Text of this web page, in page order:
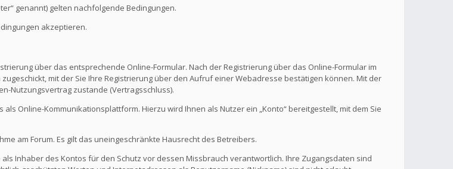
genannt) gelten nachfolgende Bedingungen.
akzeptieren.
über das entsprechende Online-Formular. Nach der Registrierung über das Online-Formular im
mit der Sie Ihre Registrierung über den Aufruf einer Webadresse bestätigen können. Mit der
Nutzungsvertrag zustande (Vertragsschluss).
Online-Kommunikationsplattform. Hierzu wird Ihnen als Nutzer ein „Konto“ bereitgestellt, mit dem Sie
am Forum. Es gilt das uneingeschränkte Hausrecht des Betreibers.
Inhaber des Kontos für den Schutz vor dessen Missbrauch verantwortlich. Ihre Zugangsdaten sind